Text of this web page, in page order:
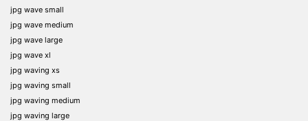
jpg wave small
jpg wave medium
jpg wave large
jpg wave xl
jpg waving xs
jpg waving small
jpg waving medium
jpg waving large